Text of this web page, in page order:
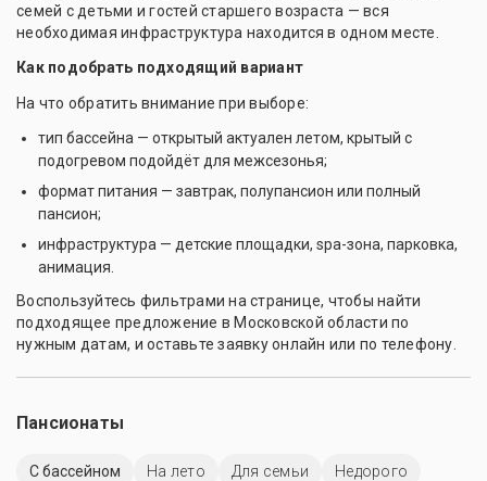
семей с детьми и гостей старшего возраста — вся
необходимая инфраструктура находится в одном месте.
Как подобрать подходящий вариант
На что обратить внимание при выборе:
тип бассейна — открытый актуален летом, крытый с
подогревом подойдёт для межсезонья;
формат питания — завтрак, полупансион или полный
пансион;
инфраструктура — детские площадки, spa-зона, парковка,
анимация.
Воспользуйтесь фильтрами на странице, чтобы найти
подходящее предложение в Московской области по
нужным датам, и оставьте заявку онлайн или по телефону.
Пансионаты
C бассейном На лето Для семьи
Недорого